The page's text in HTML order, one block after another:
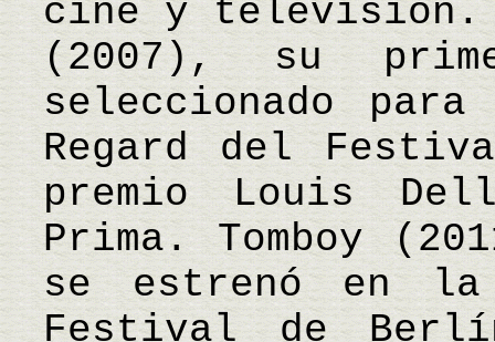
cine y televisión.
(2007), su
seleccionado
Regard del
premio Louis
Prima. Tomboy
se estrenó en la
Festival de